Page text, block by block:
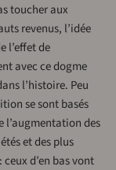
toucher aux
revenus, l’idée
l’effet de
avec ce dogme
l’histoire. Peu
se sont basés
l’augmentation des
et des plus
d’en bas vont